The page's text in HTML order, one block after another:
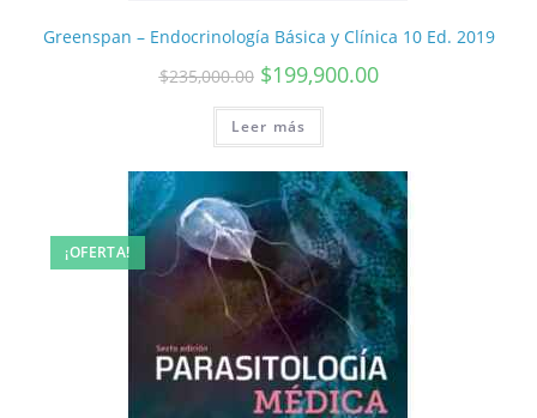
Greenspan – Endocrinología Básica y Clínica 10 Ed. 2019
$235,000.00 $199,900.00
Leer más
¡OFERTA!